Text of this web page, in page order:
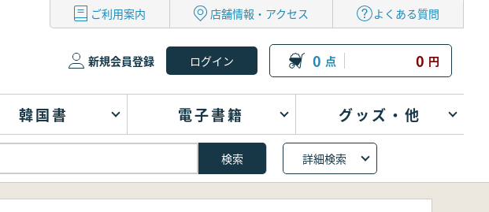
ご利用案内 店舗情報・アクセス よくある質問
新規会員登録 0 点 0 円
韓国書 電子書籍 グッズ・他
詳細検索